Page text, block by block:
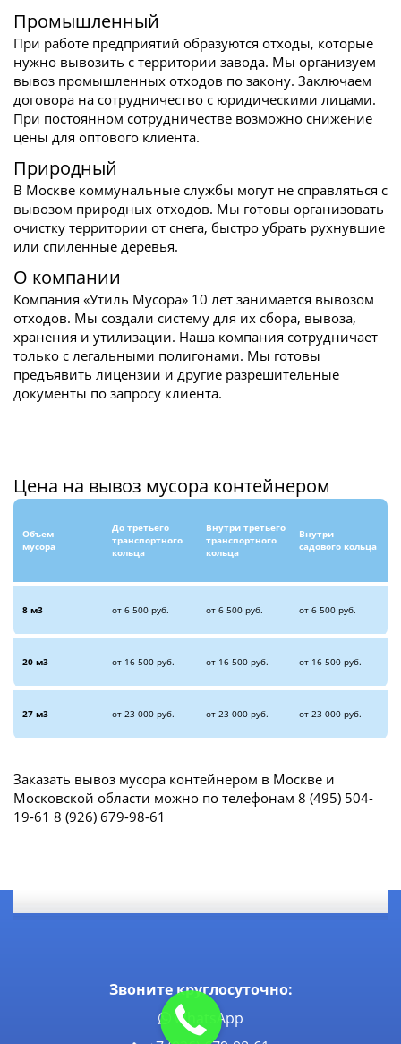
Промышленный
При работе предприятий образуются отходы, которые
нужно вывозить с территории завода. Мы организуем
вывоз промышленных отходов по закону. Заключаем
договора на сотрудничество с юридическими лицами.
При постоянном сотрудничестве возможно снижение
цены для оптового клиента.
Природный
В Москве коммунальные службы могут не справляться с
вывозом природных отходов. Мы готовы организовать
очистку территории от снега, быстро убрать рухнувшие
или спиленные деревья.
О компании
Компания «Утиль Мусора» 10 лет занимается вывозом
отходов. Мы создали систему для их сбора, вывоза,
хранения и утилизации. Наша компания сотрудничает
только с легальными полигонами. Мы готовы
предъявить лицензии и другие разрешительные
документы по запросу клиента.
Цена на вывоз мусора контейнером
Объем
мусора
До третьего
транспортного
кольца
Внутри третьего
транспортного
кольца
Внутри
садового кольца
8 м3 от 6 500 руб. от 6 500 руб. от 6 500 руб.
20 м3 от 16 500 руб. от 16 500 руб. от 16 500 руб.
27 м3 от 23 000 руб. от 23 000 руб. от 23 000 руб.
Заказать вывоз мусора контейнером в Москве и
Московской области можно по телефонам 8 (495) 504-
19-61 8 (926) 679-98-61
Звоните круглосуточно:
WhatsApp